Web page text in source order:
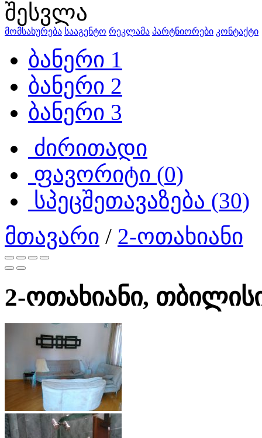
შესვლა
მომსახურება სააგენტო რეკლამა პარტნიორები კონტაქტი
ბანერი 1
ბანერი 2
ბანერი 3
ძირითადი
ფავორიტი (0)
სპეცშეთავაზება (30)
მთავარი / 2-ოთახიანი
2-ოთახიანი,